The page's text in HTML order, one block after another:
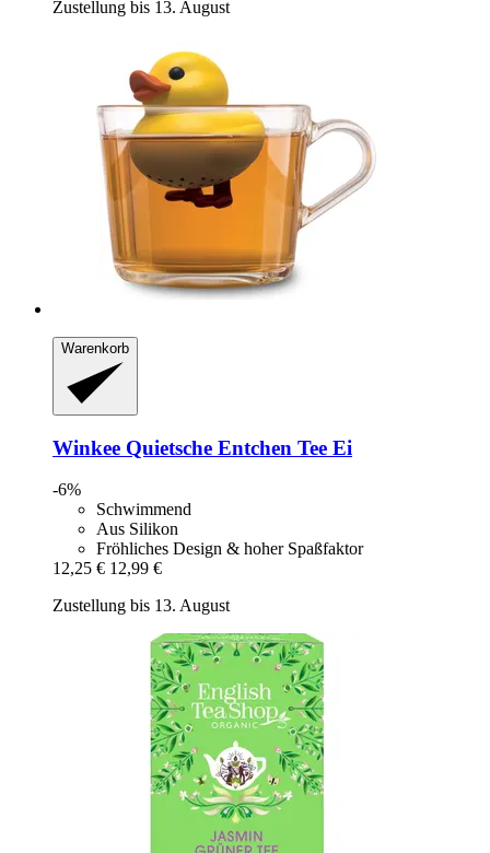
Zustellung bis 13. August
Warenkorb
Winkee Quietsche Entchen Tee Ei
-6%
Schwimmend
Aus Silikon
Fröhliches Design & hoher Spaßfaktor
12,25 € 12,99 €
Zustellung bis 13. August